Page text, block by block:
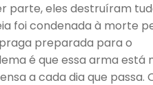
parte, eles destruíram
foi condenada à morte
preparada para o
é que essa arma está
a cada dia que passa.